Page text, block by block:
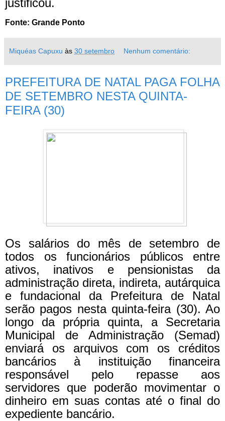
justificou.
Fonte: Grande Ponto
Miquéas Capuxu às 30 setembro Nenhum comentário:
PREFEITURA DE NATAL PAGA FOLHA
DE SETEMBRO NESTA QUINTA-
FEIRA (30)
Os salários do mês de setembro de
todos os funcionários públicos entre
ativos, inativos e pensionistas da
administração direta, indireta, autárquica
e fundacional da Prefeitura de Natal
serão pagos nesta quinta-feira (30). Ao
longo da própria quinta, a Secretaria
Municipal de Administração (Semad)
enviará os arquivos com os créditos
bancários à instituição financeira
responsável pelo repasse aos
servidores que poderão movimentar o
dinheiro em suas contas até o final do
expediente bancário.